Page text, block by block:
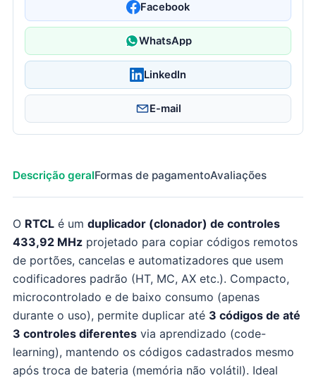
Facebook
WhatsApp
LinkedIn
E-mail
Descrição geralFormas de pagamentoAvaliações
O RTCL é um duplicador (clonador) de controles
433,92 MHz projetado para copiar códigos remotos
de portões, cancelas e automatizadores que usem
codificadores padrão (HT, MC, AX etc.). Compacto,
microcontrolado e de baixo consumo (apenas
durante o uso), permite duplicar até 3 códigos de até
3 controles diferentes via aprendizado (code-
learning), mantendo os códigos cadastrados mesmo
após troca de bateria (memória não volátil). Ideal